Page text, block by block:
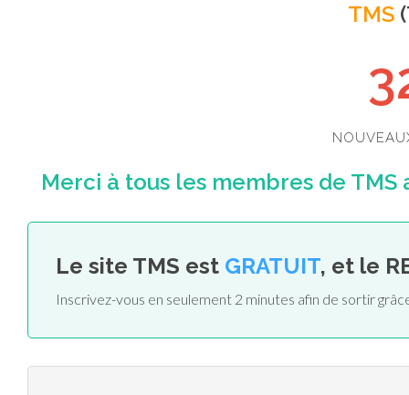
TMS
Merci à tous les membres de
Le site TMS est GRATUIT, et le
Inscrivez-vous en seulement 2 minutes afin de sortir